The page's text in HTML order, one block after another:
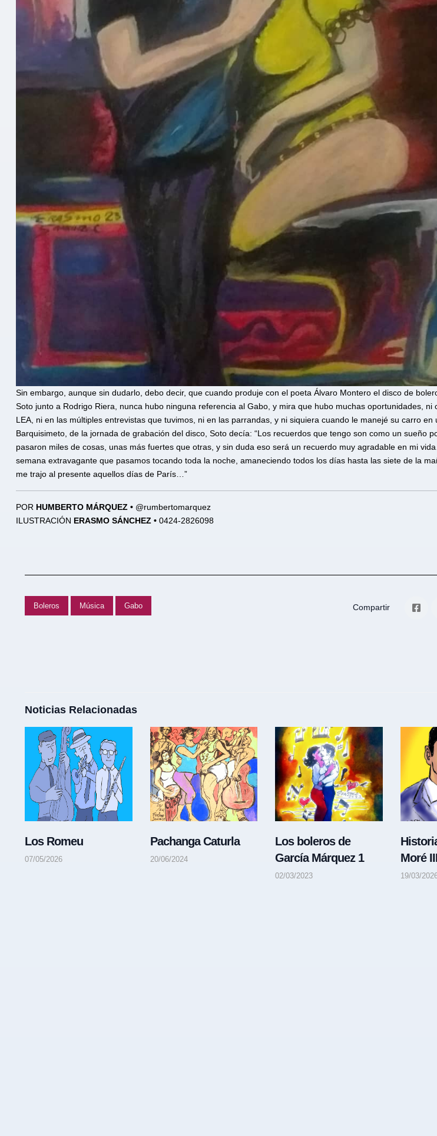
Sin embargo, aunque sin dudarlo, debo decir, que cuando produje con el poeta Álvaro Montero el disco de
Soto junto a Rodrigo Riera, nunca hubo ninguna referencia al Gabo, y mira que hubo muchas oportunidades, ni
LEA, ni en las múltiples entrevistas que tuvimos, ni en las parrandas, y ni siquiera cuando le manejé su carro en
Barquisimeto, de la jornada de grabación del disco, Soto decía: “Los recuerdos que tengo son como un sueño
pasaron miles de cosas, unas más fuertes que otras, y sin duda eso será un recuerdo muy agradable en mi
semana extravagante que pasamos tocando toda la noche, amaneciendo todos los días hasta las siete de la
me trajo al presente aquellos días de París…”
POR HUMBERTO MÁRQUEZ • @rumbertomarquez
ILUSTRACIÓN ERASMO SÁNCHEZ • 0424-2826098
Boleros Música Gabo Compartir
Noticias Relacionadas
Los Romeu
07/05/2026
Pachanga Caturla
20/06/2024
Los boleros de
García Márquez 1
02/03/2023
Moré
19/03/